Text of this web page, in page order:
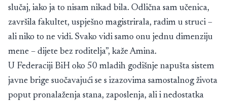
slučaj, iako ja to nisam nikad bila. Odlična sam učenica,
završila fakultet, uspješno magistrirala, radim u struci –
ali niko to ne vidi. Svako vidi samo onu jednu dimenziju
mene – dijete bez roditelja”, kaže Amina.
U Federaciji BiH oko 50 mladih godišnje napušta sistem
javne brige suočavajući se s izazovima samostalnog života
poput pronalaženja stana, zaposlenja, ali i nedostatka